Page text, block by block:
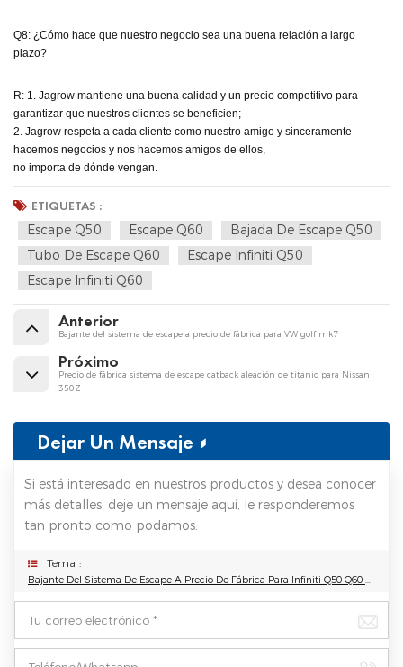
Q8: ¿Cómo hace que nuestro negocio sea una buena relación a largo
plazo?
R: 1. Jagrow mantiene una buena calidad y un precio competitivo para
garantizar que nuestros clientes se beneficien;
2. Jagrow respeta a cada cliente como nuestro amigo y sinceramente
hacemos negocios y nos hacemos amigos de ellos,
no importa de dónde vengan.
ETIQUETAS :
Escape Q50
Escape Q60
Bajada De Escape Q50
Tubo De Escape Q60
Escape Infiniti Q50
Escape Infiniti Q60
Anterior
Bajante del sistema de escape a precio de fábrica para VW golf mk7
Próximo
Precio de fábrica sistema de escape catback aleación de titanio para Nissan
350Z
Dejar Un Mensaje
Si está interesado en nuestros productos y desea conocer
más detalles, deje un mensaje aquí, le responderemos
tan pronto como podamos.
Tema :
Bajante Del Sistema De Escape A Precio De Fábrica Para Infiniti Q50 Q60 3,0 T